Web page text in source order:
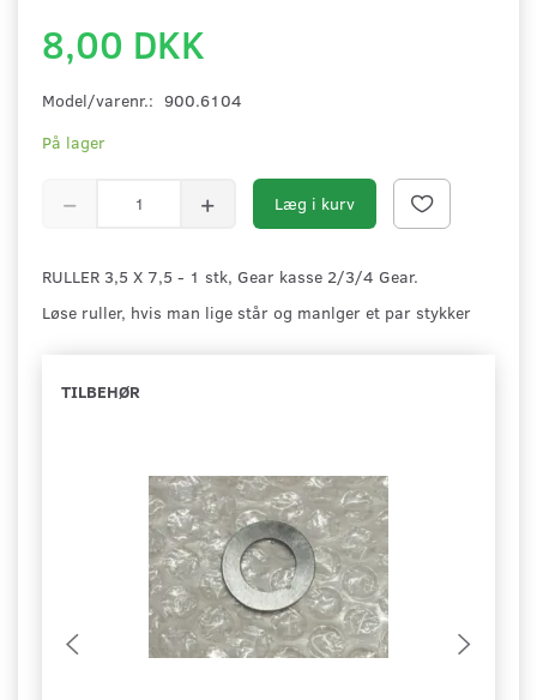
8,00 DKK
Model/varenr.: 900.6104
På lager
Læg i kurv
RULLER 3,5 X 7,5 - 1 stk, Gear kasse 2/3/4 Gear.
Løse ruller, hvis man lige står og manlger et par stykker
TILBEHØR